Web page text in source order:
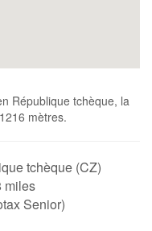
République tchèque, la
mètres.
tchèque (CZ)
miles
Senior)